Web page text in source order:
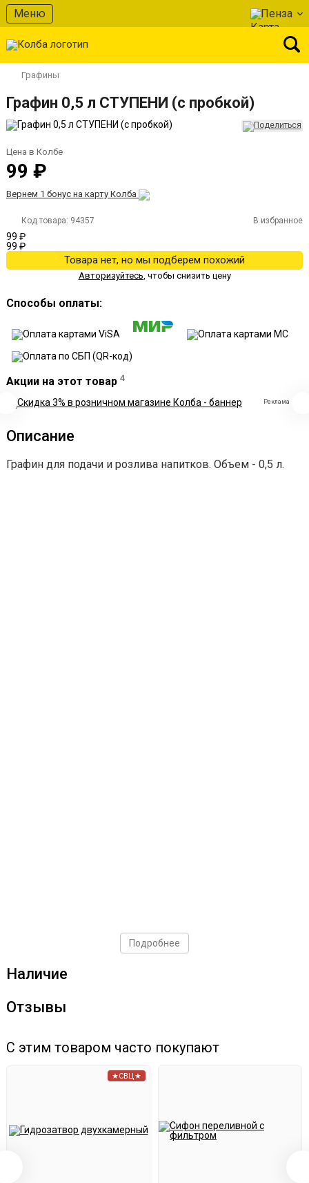
Меню Пенза
Графины
Графин 0,5 л СТУПЕНИ (с пробкой)
Цена в Колбе
99 ₽
Вернем 1 бонус на карту Колба
Код товара: 94357 В избранное
99 ₽
99 ₽
Товара нет, но мы подберем похожий
Авторизуйтесь, чтобы снизить цену
Способы оплаты:
Акции на этот товар 4
Реклама
Описание
Графин для подачи и розлива напитков. Объем - 0,5 л.
Подробнее
Наличие
Отзывы
С этим товаром часто покупают
★СВЦ★